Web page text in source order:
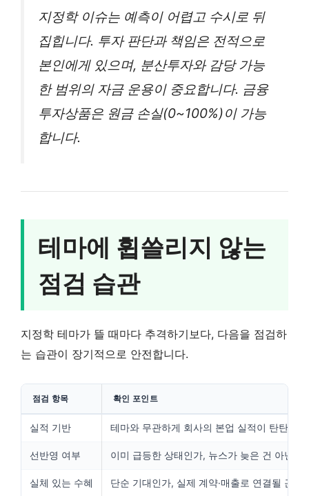
지정학 이슈는 예측이 어렵고 수시로 뒤
집힙니다. 투자 판단과 책임은 전적으로
본인에게 있으며, 분산투자와 감당 가능
한 범위의 자금 운용이 중요합니다. 금융
투자상품은 원금 손실(0~100%)이 가능
합니다.
테마에 휩쓸리지 않는
점검 습관
지정학 테마가 뜰 때마다 추격하기보다, 다음을 점검하
는 습관이 장기적으로 안전합니다.
점검 항목 확인 포인트
실적 기반 테마와 무관하게 회사의 본업 실적이 탄탄한가
선반영 여부 이미 급등한 상태인가, 뉴스가 늦은 건 아닌가
실체 있는 수혜 단순 기대인가, 실제 계약·매출로 연결될 근거